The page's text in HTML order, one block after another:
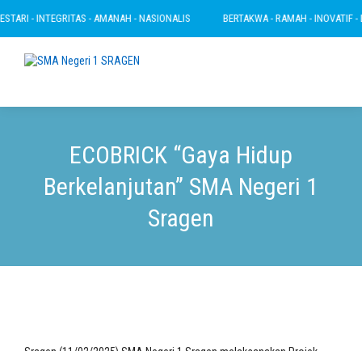
- INTEGRITAS - AMANAH - NASIONALIS BERTAKWA - RAMAH - INOVATIF -
ECOBRICK “Gaya Hidup
Berkelanjutan” SMA Negeri 1
Sragen